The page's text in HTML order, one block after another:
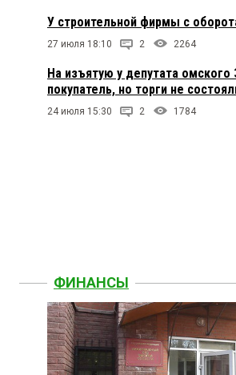
У строительной фирмы с
27 июля 18:10 2 2264
На изъятую у депутата
покупатель, но торги не
24 июля 15:30 2 1784
ФИНАНСЫ